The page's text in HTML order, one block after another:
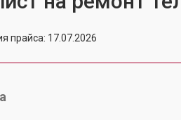
прайса: 17.07.2026